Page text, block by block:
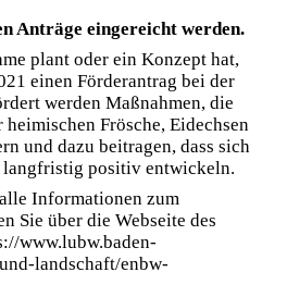
Anträge eingereicht werden.
plant oder ein Konzept hat,
einen Förderantrag bei der
werden Maßnahmen, die
Frösche, Eidechsen
und dazu beitragen, dass sich
langfristig positiv entwickeln.
Informationen zum
Sie über die Webseite des
www.lubw.baden-
landschaft/enbw-